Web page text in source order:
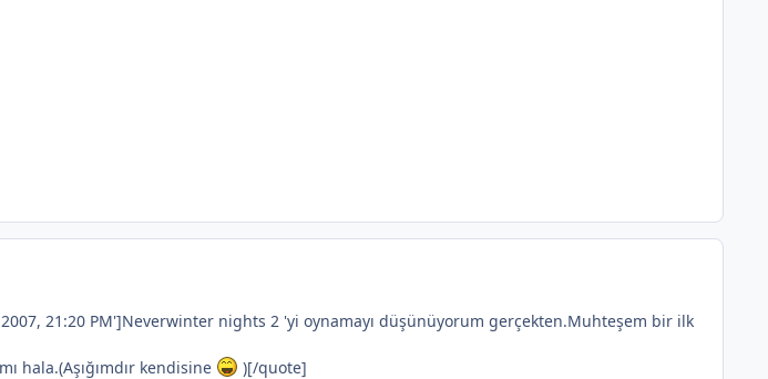
21:20 PM']Neverwinter nights 2 'yi oynamayı düşünüyorum gerçekten.Muhteşem bir ilk
hala.(Aşığımdır kendisine
)[/quote]